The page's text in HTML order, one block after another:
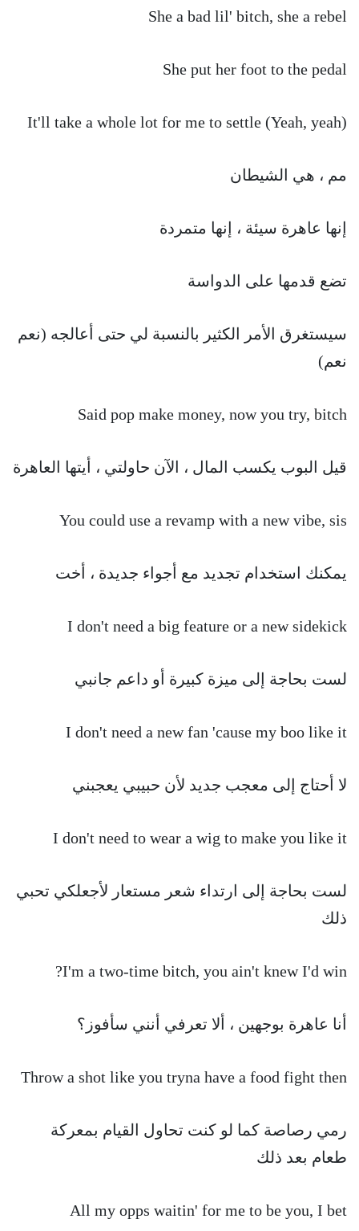
She a bad lil' bitch, she a rebel
She put her foot to the pedal
It'll take a whole lot for me to settle (Yeah, yeah)
مم ، هي الشيطان
إنها عاهرة سيئة ، إنها متمردة
تضع قدمها على الدواسة
سيستغرق الأمر الكثير بالنسبة لي حتى أعالجه (نعم
نعم)
Said pop make money, now you try, bitch
قيل البوب يكسب المال ، الآن حاولتي ، أيتها العاهرة
You could use a revamp with a new vibe, sis
يمكنك استخدام تجديد مع أجواء جديدة ، أخت
I don't need a big feature or a new sidekick
لست بحاجة إلى ميزة كبيرة أو داعم جانبي
I don't need a new fan 'cause my boo like it
لا أحتاج إلى معجب جديد لأن حبيبي يعجبني
I don't need to wear a wig to make you like it
لست بحاجة إلى ارتداء شعر مستعار لأجعلكي تحبي
ذلك
I'm a two-time bitch, you ain't knew I'd win?
أنا عاهرة بوجهين ، ألا تعرفي أنني سأفوز؟
Throw a shot like you tryna have a food fight then
رمي رصاصة كما لو كنت تحاول القيام بمعركة
طعام بعد ذلك
All my opps waitin' for me to be you, I bet